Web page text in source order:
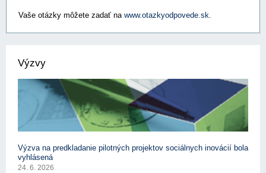
Vaše otázky môžete zadať na www.otazkyodpovede.sk.
Výzvy
Výzva na predkladanie pilotných projektov sociálnych inovácií bola
vyhlásená
24. 6. 2026